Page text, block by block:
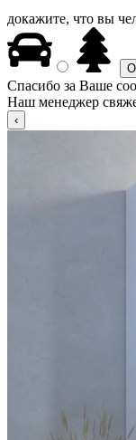
докажите, что вы
Спасибо за Ваше
Наш менеджер